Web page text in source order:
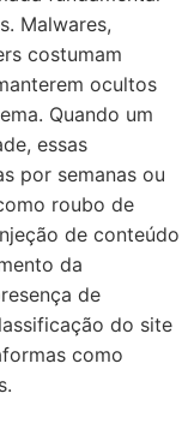
Malwares,
costumam
ocultos
Quando um
essas
por semanas ou
roubo de
de conteúdo
da
de
do site
como